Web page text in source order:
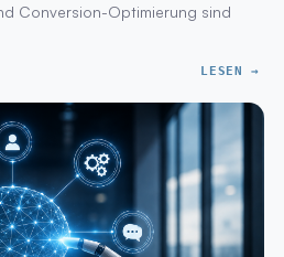
Conversion-Optimierung sind
LESEN →